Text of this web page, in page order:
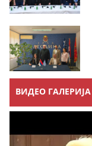
ВИДЕО ГАЛЕРИЈА